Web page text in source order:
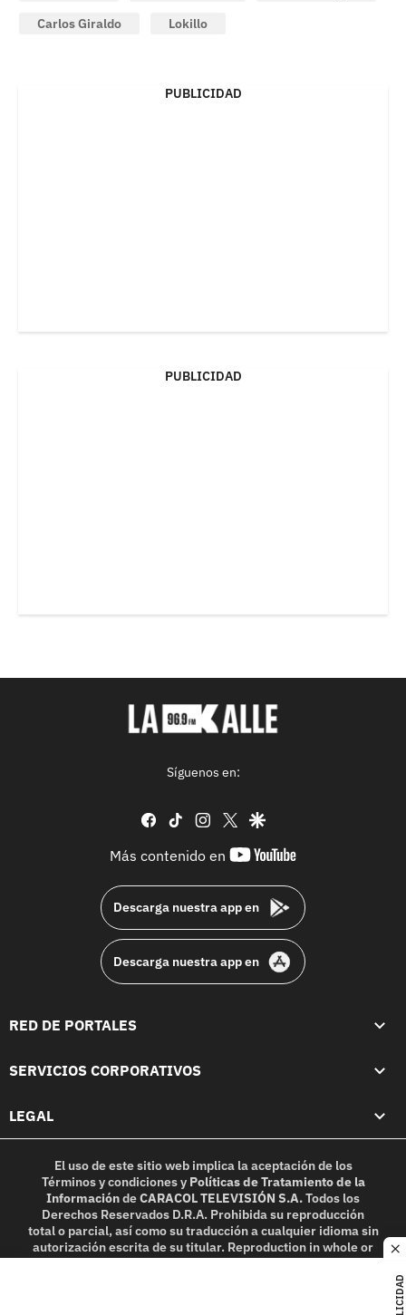
Carlos Giraldo
Lokillo
PUBLICIDAD
PUBLICIDAD
Síguenos en:
facebook
tiktok instagram
twittergoogle
Más contenido en
youtube-
Descarga nuestra app en
Descarga nuestra app en
RED DE PORTALES
SERVICIOS CORPORATIVOS
LEGAL
El uso de este sitio web implica la aceptación de los
Términos y condicionesy Políticas de Tratamiento de la
InformacióndeCARACOL TELEVISIÓN S.A.Todos los
Derechos Reservados D.R.A. Prohibida su reproducción
total o parcial, así como su traducción a cualquier idioma sin
autorización escrita de su titular. Reproduction in whole or